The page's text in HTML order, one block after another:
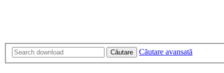
Căutare Căutare avansată